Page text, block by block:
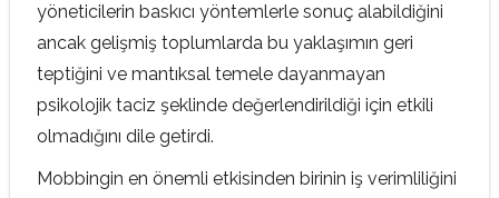
yöneticilerin baskıcı yöntemlerle sonuç alabildiğini
ancak gelişmiş toplumlarda bu yaklaşımın geri
teptiğini ve mantıksal temele dayanmayan
psikolojik taciz şeklinde değerlendirildiği için etkili
olmadığını dile getirdi.
Mobbingin en önemli etkisinden birinin iş verimliliğini